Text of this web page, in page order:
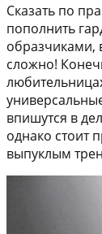
Сказать по
пополнить
образчиками,
сложно!
впишутся в
однако стоит
выпуклым